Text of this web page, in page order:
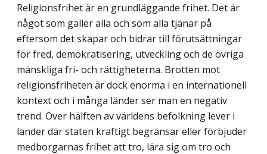
Religionsfrihet är en grundläggande frihet. Det är
något som gäller alla och som alla tjänar på
eftersom det skapar och bidrar till förutsättningar
för fred, demokratisering, ut­veckling och de övriga
mänskliga fri- och rättigheterna. Brotten mot
religionsfriheten är dock enorma i en internationell
kontext och i många länder ser man en negativ
trend. Över hälften av världens befolkning lever i
länder där staten kraftigt begränsar eller för­bjuder
medborgarnas frihet att tro, lära sig om tro och